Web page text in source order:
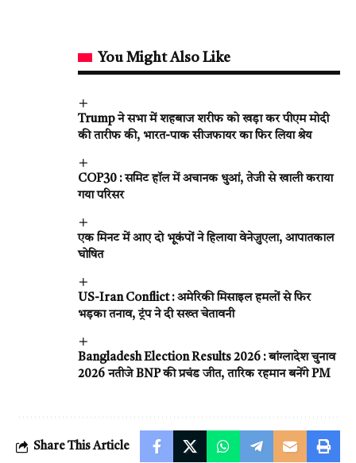
You Might Also Like
Trump ने सभा में शहबाज शरीफ को खड़ा कर पीएम मोदी
की तारीफ की, भारत-पाक सीजफायर का फिर लिया श्रेय
COP30 : समिट हॉल में अचानक धुआं, तेजी से खाली कराया
गया परिसर
एक मिनट में आए दो भूकंपों ने हिलाया वेनेजुएला, आपातकाल
घोषित
US-Iran Conflict : अमेरिकी मिसाइल हमलों से फिर
भड़का तनाव, ट्रंप ने दी सख्त चेतावनी
Bangladesh Election Results 2026 : बांग्लादेश चुनाव
2026 नतीजे BNP की प्रचंड जीत, तारिक रहमान बनेंगे PM
Share This Article